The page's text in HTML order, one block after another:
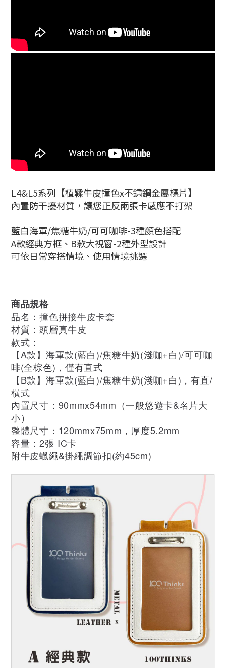
L4&L5系列 【植鞣牛皮撞色x不鏽鋼金屬標片】
內置防干擾材質，讓您正反兩張卡感應不打架
藍白海軍/焦糖牛奶/可可咖啡-3種顏色搭配
A款經典方框、B款大視窗-2種外型設計
可依日常穿搭情境、使用情境挑選
商品規格
品名：撞色拼接牛皮卡套
材質：頭層真牛皮
款式：
【A款】海軍款(藍白)/焦糖牛奶(淺咖+白)/可可咖
啡(全棕色) ，僅有直式
【B款】 海軍款(藍白)/焦糖牛奶(淺咖+白) ，有直/
橫式
內置尺寸：90mmx54mm（一般悠遊卡&名片大
小）
整體尺寸：120mmx75mm，厚度5.2mm
容量：2張 IC卡
附牛皮蠟繩&掛繩調節扣(約45cm)